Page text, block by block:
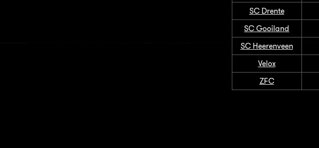
SC Drente
SC Gooiland
SC Heerenveen
Velox
ZFC